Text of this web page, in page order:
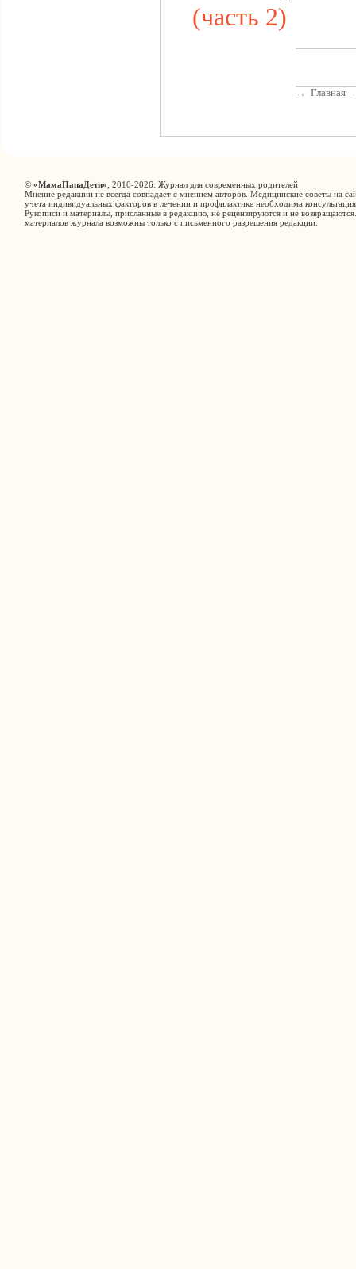
(часть 2)
→ Главная
© «МамаПапаДети» , 2010-2026. Журнал для современных родителей
Мнение редакции не всегда совпадает с мнением авторов. Медицинские советы на
учета индивидуальных факторов в лечении и профилактике необходима
Рукописи и материалы, присланные в редакцию, не рецензируются и не
материалов журнала возможны только с письменного разрешения редакции.